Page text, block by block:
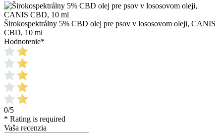
Širokospektrálny 5% CBD olej pre psov v lososovom oleji, CANIS
CBD, 10 ml
Hodnotenie*
0/5
* Rating is required
Vaša recenzia